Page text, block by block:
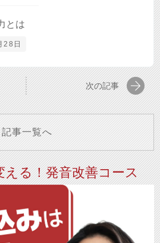
とは
28日
次の記事
記事一覧へ
える！発音改善コース